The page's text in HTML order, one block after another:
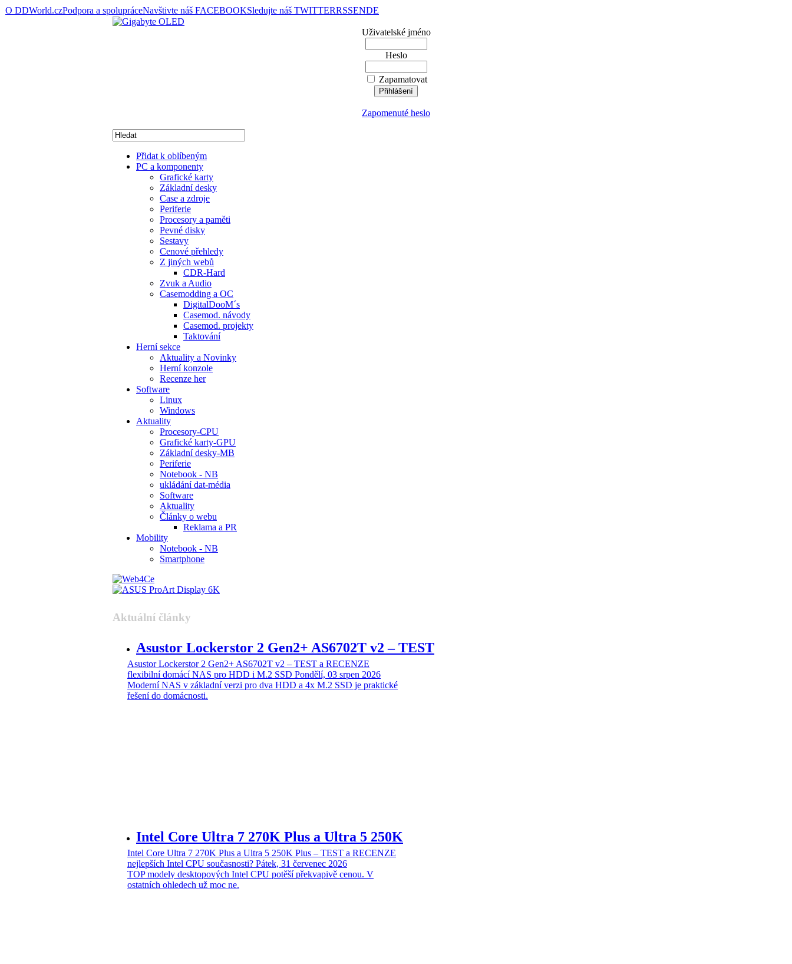
O DDWorld.czPodpora a spolupráceNavštivte náš FACEBOOKSledujte náš TWITTERRSSENDE
Uživatelské jméno
Heslo
Zapamatovat
Zapomenuté heslo
Přidat k oblíbeným
PC a komponenty
Grafické karty
Základní desky
Case a zdroje
Periferie
Procesory a paměti
Pevné disky
Sestavy
Cenové přehledy
Z jiných webů
CDR-Hard
Zvuk a Audio
Casemodding a OC
DigitalDooM´s
Casemod. návody
Casemod. projekty
Taktování
Herní sekce
Aktuality a Novinky
Herní konzole
Recenze her
Software
Linux
Windows
Aktuality
Procesory-CPU
Grafické karty-GPU
Základní desky-MB
Periferie
Notebook - NB
ukládání dat-média
Software
Aktuality
Články o webu
Reklama a PR
Mobility
Notebook - NB
Smartphone
Aktuální články
Asustor Lockerstor 2 Gen2+ AS6702T v2 – TEST
Asustor Lockerstor 2 Gen2+ AS6702T v2 – TEST a RECENZE
flexibilní domácí NAS pro HDD i M.2 SSD Pondělí, 03 srpen 2026
Moderní NAS v základní verzi pro dva HDD a 4x M.2 SSD je praktické
řešení do domácnosti.
Intel Core Ultra 7 270K Plus a Ultra 5 250K
Intel Core Ultra 7 270K Plus a Ultra 5 250K Plus – TEST a RECENZE
nejlepších Intel CPU současnosti? Pátek, 31 červenec 2026
TOP modely desktopových Intel CPU potěší překvapivě cenou. V
ostatních ohledech už moc ne.